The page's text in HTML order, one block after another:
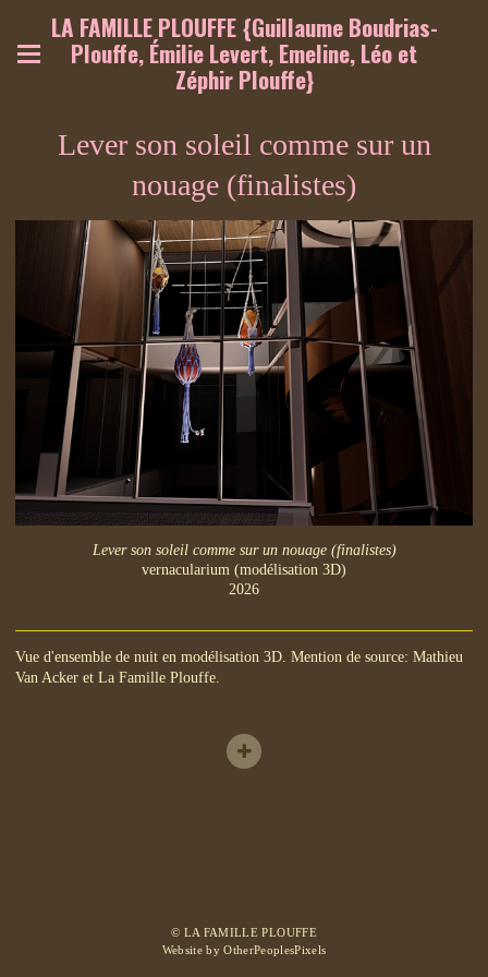
LA FAMILLE PLOUFFE {Guillaume Boudrias-
Plouffe, Émilie Levert, Emeline, Léo et
Zéphir Plouffe}
Lever son soleil comme sur un
nouage (finalistes)
Lever son soleil comme sur un nouage (finalistes)
vernacularium (modélisation 3D)
2026
Vue d'ensemble de nuit en modélisation 3D. Mention de source: Mathieu
Van Acker et La Famille Plouffe.
© LA FAMILLE PLOUFFE
Website by OtherPeoplesPixels